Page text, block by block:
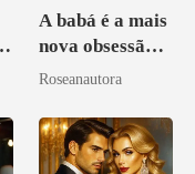
A babá é a mais
nova obsessão
do CEO
Roseanautora